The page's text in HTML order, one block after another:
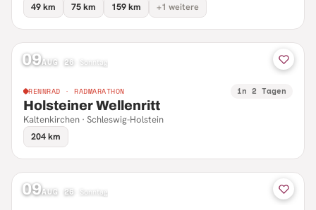
49 km
75 km 159 km +1 weitere
09AUG 26 Sonntag
RENNRAD · RADMARATHON in 2 Tagen
Holsteiner Wellenritt
Kaltenkirchen · Schleswig-Holstein
204 km
09AUG 26 Sonntag